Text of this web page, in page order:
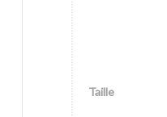
Taille